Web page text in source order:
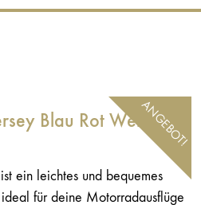
ANGEBOT!
Blau Rot Weiß
ein leichtes und bequemes
für deine Motorradausflüge